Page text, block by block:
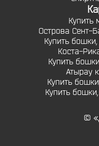
Купить
Острова Сент-
Купить
Коста-
Купить
Атырау
Купить
Купить
©